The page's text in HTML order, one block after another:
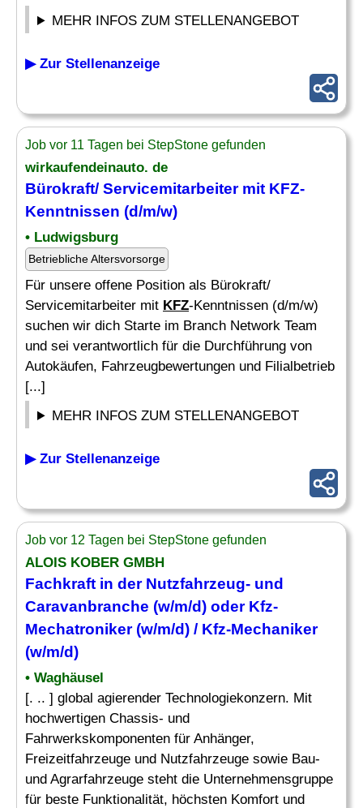
MEHR INFOS ZUM STELLENANGEBOT
▶ Zur Stellenanzeige
Job vor 11 Tagen bei StepStone gefunden
wirkaufendeinauto. de
Bürokraft/ Servicemitarbeiter mit KFZ-
Kenntnissen (d/m/w)
• Ludwigsburg
Betriebliche Altersvorsorge
Für unsere offene Position als Bürokraft/
Servicemitarbeiter mit KFZ-Kenntnissen (d/m/w)
suchen wir dich Starte im Branch Network Team
und sei verantwortlich für die Durchführung von
Autokäufen, Fahrzeugbewertungen und Filialbetrieb
[...]
MEHR INFOS ZUM STELLENANGEBOT
▶ Zur Stellenanzeige
Job vor 12 Tagen bei StepStone gefunden
ALOIS KOBER GMBH
Fachkraft in der Nutzfahrzeug- und
Caravanbranche (w/m/d) oder Kfz-
Mechatroniker (w/m/d) / Kfz-Mechaniker
(w/m/d)
• Waghäusel
[. .. ] global agierender Technologiekonzern. Mit
hochwertigen Chassis- und
Fahrwerkskomponenten für Anhänger,
Freizeitfahrzeuge und Nutzfahrzeuge sowie Bau-
und Agrarfahrzeuge steht die Unternehmensgruppe
für beste Funktionalität, höchsten Komfort und